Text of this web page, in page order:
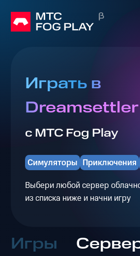
Играть в
Dreamsettler
с МТС Fog Play
Симуляторы Приключения
Выбери любой сервер
из списка ниже и начни игру
Игры